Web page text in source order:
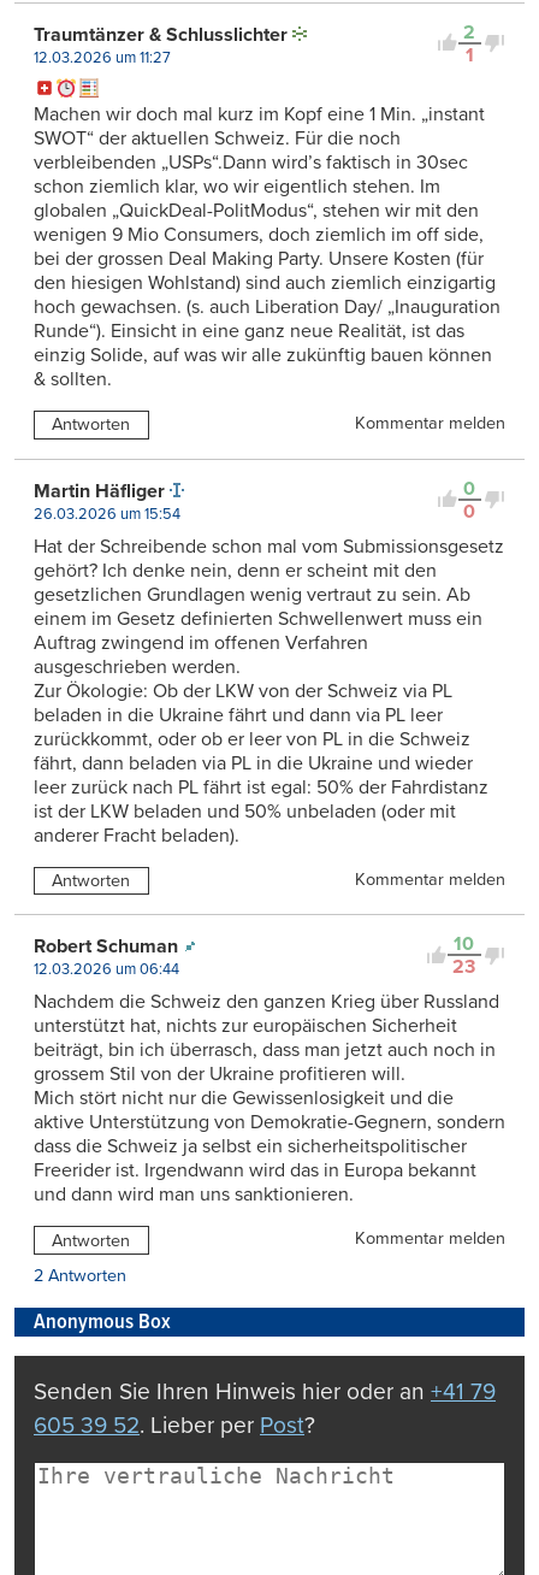
2
1
Traumtänzer & Schlusslichter
12.03.2026 um 11:27
Machen wir doch mal kurz im Kopf eine 1 Min. „instant
SWOT“ der aktuellen Schweiz. Für die noch
verbleibenden „USPs“.Dann wird’s faktisch in 30sec
schon ziemlich klar, wo wir eigentlich stehen. Im
globalen „QuickDeal-PolitModus“, stehen wir mit den
wenigen 9 Mio Consumers, doch ziemlich im off side,
bei der grossen Deal Making Party. Unsere Kosten (für
den hiesigen Wohlstand) sind auch ziemlich einzigartig
hoch gewachsen. (s. auch Liberation Day/ „Inauguration
Runde“). Einsicht in eine ganz neue Realität, ist das
einzig Solide, auf was wir alle zukünftig bauen können
& sollten.
Antworten Kommentar melden
0
0
Martin Häfliger
26.03.2026 um 15:54
Hat der Schreibende schon mal vom Submissionsgesetz
gehört? Ich denke nein, denn er scheint mit den
gesetzlichen Grundlagen wenig vertraut zu sein. Ab
einem im Gesetz definierten Schwellenwert muss ein
Auftrag zwingend im offenen Verfahren
ausgeschrieben werden.
Zur Ökologie: Ob der LKW von der Schweiz via PL
beladen in die Ukraine fährt und dann via PL leer
zurückkommt, oder ob er leer von PL in die Schweiz
fährt, dann beladen via PL in die Ukraine und wieder
leer zurück nach PL fährt ist egal: 50% der Fahrdistanz
ist der LKW beladen und 50% unbeladen (oder mit
anderer Fracht beladen).
Antworten Kommentar melden
10
23
Robert Schuman
12.03.2026 um 06:44
Nachdem die Schweiz den ganzen Krieg über Russland
unterstützt hat, nichts zur europäischen Sicherheit
beiträgt, bin ich überrasch, dass man jetzt auch noch in
grossem Stil von der Ukraine profitieren will.
Mich stört nicht nur die Gewissenlosigkeit und die
aktive Unterstützung von Demokratie-Gegnern, sondern
dass die Schweiz ja selbst ein sicherheitspolitischer
Freerider ist. Irgendwann wird das in Europa bekannt
und dann wird man uns sanktionieren.
Antworten
Kommentar melden
2 Antworten
Anonymous Box
Senden Sie Ihren Hinweis hier oder an +41 79
605 39 52. Lieber per Post?